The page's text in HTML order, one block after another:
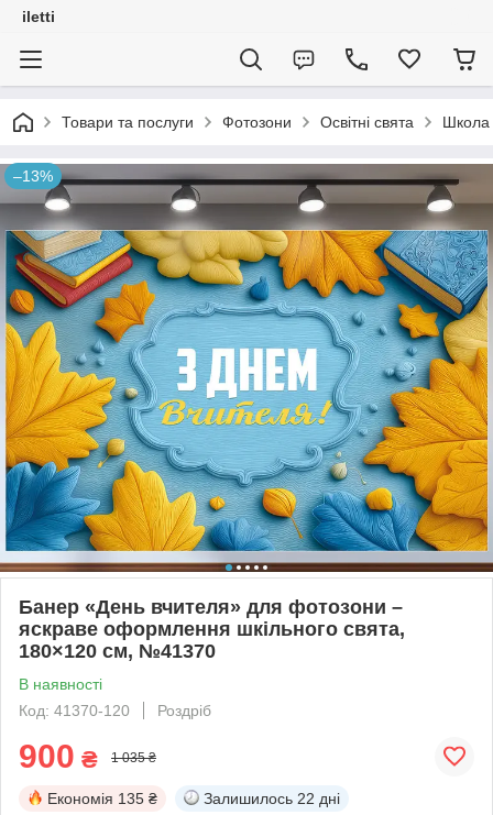
iletti
Товари та послуги Фотозони Освітні свята Школа
–13%
Банер «День вчителя» для фотозони –
яскраве оформлення шкільного свята,
180×120 см, №41370
В наявності
Код: 41370-120
Роздріб
900 ₴ 1 035 ₴
Економія 135 ₴ Залишилось 22 дні